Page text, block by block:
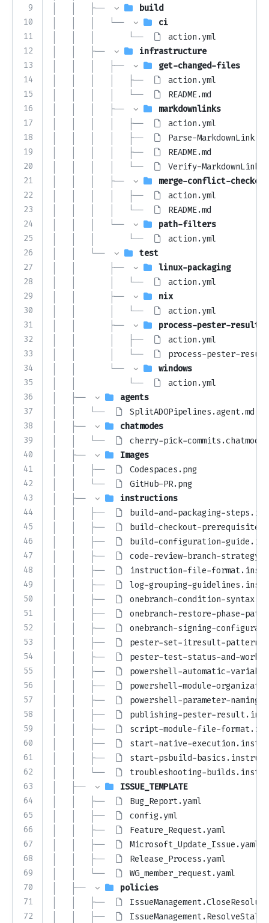
9
10
11
12
13
14
15
16
17
18
19
20
21
22
23
24
25
26
27
28
29
30
31
32
33
34
35
36
37
38
39
40
41
42
43
44
45
46
47
48
49
50
51
52
53
54
55
56
57
58
59
60
61
62
63
64
65
66
67
68
69
70
71
72
│   │   ├──
build
│   │   │   └──
ci
│   │   │       └──
action.yml
│   │   ├──
infrastructure
│   │   │   ├──
get-changed-files
│   │   │   │   ├──
action.yml
│   │   │   │   └──
README.md
│   │   │   ├──
markdownlinks
│   │   │   │   ├──
action.yml
│   │   │   │   ├──
Parse-
│   │   │   │   ├──
README.md
│   │   │   │   └──
Verify-
│   │   │   ├──
merge-conflict-checker
│   │   │   │   ├──
action.yml
│   │   │   │   └──
README.md
│   │   │   └──
path-filters
│   │   │       └──
action.yml
│   │   └──
test
│   │       ├──
linux-packaging
│   │       │   └──
action.yml
│   │       ├──
nix
│   │       │   └──
action.yml
│   │       ├──
process-pester-results
│   │       │   ├──
action.yml
│   │       │   └──
process-pester-
│   │       └──
windows
│   │           └──
action.yml
│   ├──
agents
│   │   └──
SplitADOPipelines.agent.md
│   ├──
chatmodes
│   │   └──
cherry-pick-
│   ├──
Images
│   │   ├──
Codespaces.png
│   │   └──
GitHub-PR.png
│   ├──
instructions
│   │   ├──
build-and-packaging-
│   │   ├──
build-checkout-
│   │   ├──
build-configuration-
│   │   ├──
code-review-branch-
│   │   ├──
instruction-file-
│   │   ├──
log-grouping-
│   │   ├──
onebranch-condition-
│   │   ├──
onebranch-restore-phase-
│   │   ├──
onebranch-signing-
│   │   ├──
pester-set-itresult-
│   │   ├──
pester-test-status-and-
│   │   ├──
powershell-automatic-
│   │   ├──
powershell-module-
│   │   ├──
powershell-parameter-
│   │   ├──
publishing-pester-
│   │   ├──
script-module-file-
│   │   ├──
start-native-
│   │   ├──
start-psbuild-
│   │   └──
troubleshooting-
│   ├──
ISSUE_TEMPLATE
│   │   ├──
Bug_Report.yaml
│   │   ├──
config.yml
│   │   ├──
Feature_Request.yaml
│   │   ├──
Microsoft_Update_Issue.yaml
│   │   ├──
Release_Process.yaml
│   │   └──
WG_member_request.yaml
│   ├──
policies
│   │   ├──
│   │   ├──